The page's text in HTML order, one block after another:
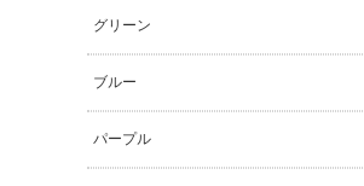
グリーン
ブルー
パープル